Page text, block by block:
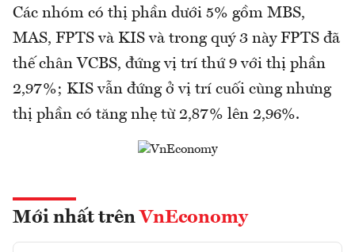
Các nhóm có thị phần dưới 5% gồm MBS,
MAS, FPTS và KIS và trong quý 3 này FPTS đã
thế chân VCBS, đứng vị trí thứ 9 với thị phần
2,97%; KIS vẫn đứng ở vị trí cuối cùng nhưng
thị phần có tăng nhẹ từ 2,87% lên 2,96%.
Mới nhất trên VnEconomy